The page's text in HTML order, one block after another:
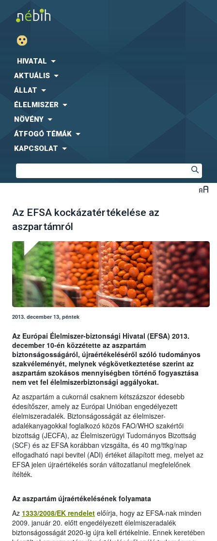
HIVATAL
AKTUÁLIS
ÁLLAT
ÉLELMISZER
NÖVÉNY
ÁTFOGÓ TÉMÁK
KAPCSOLAT
Az EFSA kockázatértékelése az
aszpartámról
2013. december 13, péntek
Az Európai Élelmiszer-biztonsági Hivatal (EFSA) 2013.
december 10-én közzétette az aszpartám
biztonságosságáról, újraértékeléséről szóló tudományos
szakvéleményét, melynek végkövetkeztetése szerint az
aszpartám szokásos mennyiségben történő fogyasztása
nem vet fel élelmiszerbiztonsági aggályokat.
Az aszpartám a cukornál csaknem kétszázszor édesebb
édesítőszer, amely az Európai Unióban engedélyezett
élelmiszeradalék. Biztonságosságát az élelmiszer-
adalékanyagokkal foglalkozó közös FAO/WHO szakértői
bizottság (JECFA), az Élelmiszerügyi Tudományos Bizottság
(SCF) és az EFSA korábban vizsgálta, és 40 mg/ttkg/nap
elfogadható napi bevitel (ADI) értéket állapított meg, melyet az
EFSA jelen újraértékelés során változatlanul megfelelőnek
ítélték.
Az aszpartám újraértékelésének folyamata
Az 1333/2008/EK rendelet előírja, hogy az EFSA-nak minden
2009. január 20. előtt engedélyezett élelmiszeradalék
biztonságosságát 2020-ig újra kell értékelnie. Ennek keretében